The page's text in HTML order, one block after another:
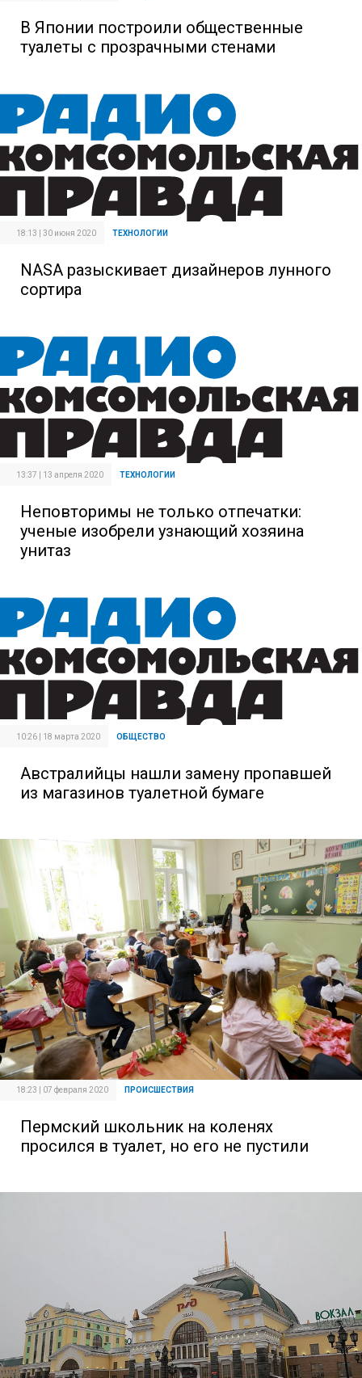
В Японии построили общественные
туалеты с прозрачными стенами
18:13 | 30 июня 2020 ТЕХНОЛОГИИ
NASA разыскивает дизайнеров лунного
сортира
13:37 | 13 апреля 2020 ТЕХНОЛОГИИ
Неповторимы не только отпечатки:
ученые изобрели узнающий хозяина
унитаз
10:26 | 18 марта 2020 ОБЩЕСТВО
Австралийцы нашли замену пропавшей
из магазинов туалетной бумаге
18:23 | 07 февраля 2020 ПРОИСШЕСТВИЯ
Пермский школьник на коленях
просился в туалет, но его не пустили